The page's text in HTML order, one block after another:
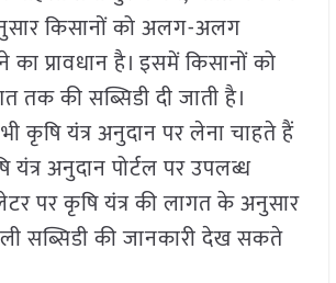
किसानों को अलग-अलग
का प्रावधान है। इसमें किसानों को
तक की सब्सिडी दी जाती है।
कृषि यंत्र अनुदान पर लेना चाहते हैं
अनुदान पोर्टल पर उपलब्ध
पर कृषि यंत्र की लागत के अनुसार
सब्सिडी की जानकारी देख सकते